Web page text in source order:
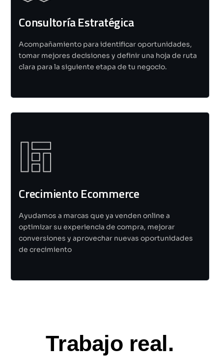
Consultoría Estratégica
Acompañamiento para identificar oportunidades,
tomar mejores decisiones y definir una hoja de ruta
clara para la siguiente etapa de tu negocio.
Crecimiento Ecommerce
Ayudamos a marcas que ya venden online a
optimizar su experiencia de compra, mejorar
conversiones y aprovechar nuevas oportunidades
de crecimiento
Trabajo real.